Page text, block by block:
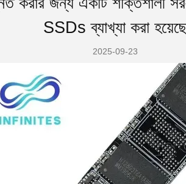
SSDs ব্যাখ্যা করা
2025-09-23